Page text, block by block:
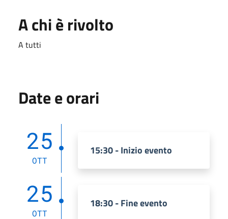
A chi è rivolto
A tutti
Date e orari
25
OTT
15:30 - Inizio evento
25
OTT
18:30 - Fine evento